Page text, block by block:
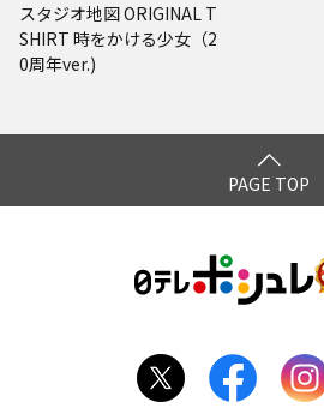
スタジオ地図 ORIGINAL T
SHIRT 時をかける少女（2
0周年ver.)
PAGE TOP